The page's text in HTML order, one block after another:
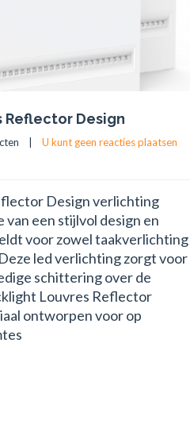
Reflector Design
U kunt geen reacties plaatsen
Design verlichting
een stijlvol design en
voor zowel taakverlichting
led verlichting zorgt voor
schittering over de
Louvres Reflector
ontworpen voor op